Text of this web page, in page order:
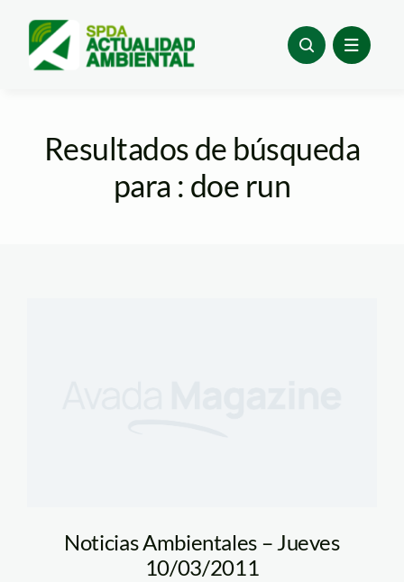
content
Resultados de búsqueda
para : doe run
Noticias Ambientales – Jueves
10/03/2011